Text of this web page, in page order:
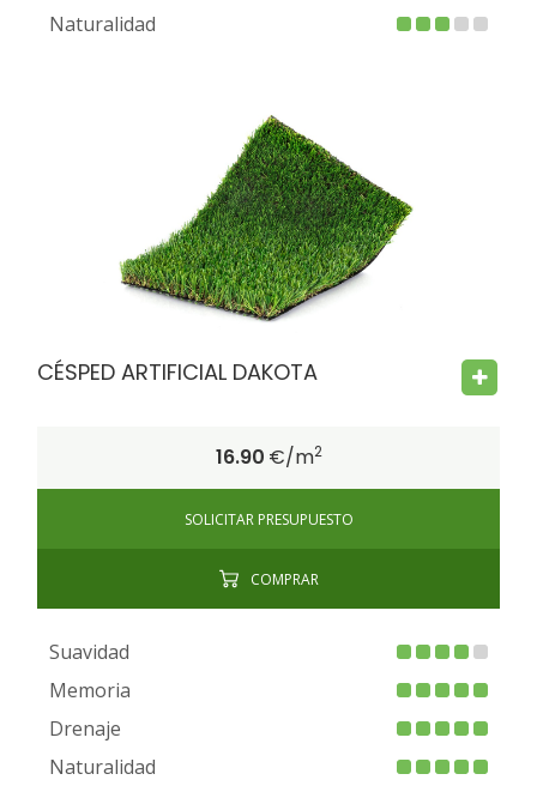
Naturalidad
FIRE PROOF CHILD SAFE BACTERIA FREE
CÉSPED ARTIFICIAL DAKOTA
16.90 €/m2
SOLICITAR PRESUPUESTO
COMPRAR
Suavidad
Memoria
Drenaje
Naturalidad